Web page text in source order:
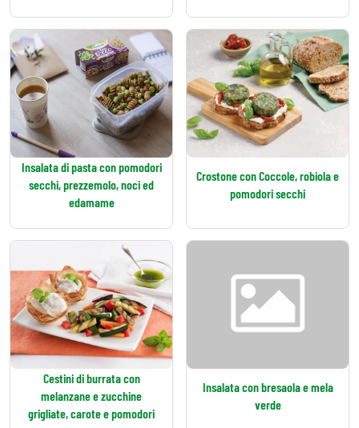
Insalata di pasta con pomodori
secchi, prezzemolo, noci ed
edamame
Crostone con Coccole, robiola e
pomodori secchi
Cestini di burrata con
melanzane e zucchine
grigliate, carote e pomodori
Insalata con bresaola e mela
verde